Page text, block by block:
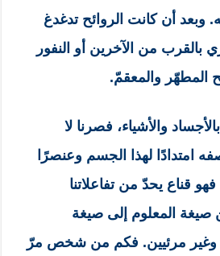
وبعد أن كانت الروائح تدغدغ
بالقرب من الآخرين أو النفور
المطهّر والمعقمّ.
والأشياء، فصرنا لا
امتدادًا لهذا الجسم وعنصرًا
فهو قناع يحدّ من تفاعلاتنا
صيغة المعلوم إلى صيغة
وغير مرئيين. فكم من شخص مرّ